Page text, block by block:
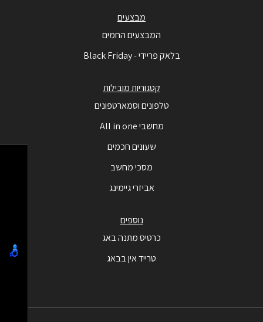
מבצעים
המבצעים החמים
בלאק פריידי - Black Friday
קטגוריות מובילות
טלפונים וסמארטפונים
מחשבי All in one
שעונים חכמים
מסכי מחשב
אביזרי גיימינג
נוספים
כרטיס מתנה באג
טרייד אין בבאג